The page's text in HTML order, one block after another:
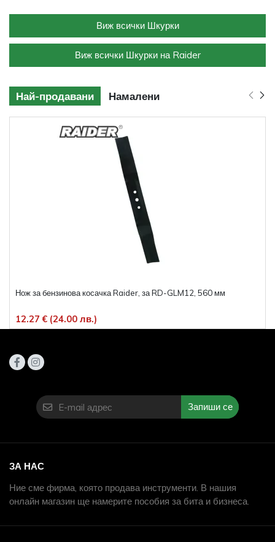
Виж всички Шкурки
Виж всички Шкурки на Raider
Най-продавани Намалени
Нож за бензинова косачка Raider, за RD-GLM12, 560 мм
12.27 € (24.00 лв.)
Запиши се
ЗА НАС
Ние сме фирма, която продава инструменти. В нашия
онлайн магазин ще намерите пособия за бита и бизнеса.